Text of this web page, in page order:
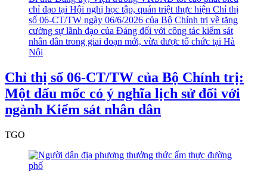
Chỉ thị số 06-CT/TW của Bộ Chính trị:
Một dấu mốc có ý nghĩa lịch sử đối với
ngành Kiểm sát nhân dân
TGO